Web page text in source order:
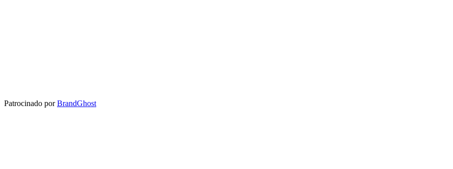
Patrocinado por BrandGhost